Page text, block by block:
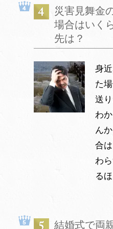
災害見舞金
場合はいく
先は？
身
た
送
わ
ん
合
わ
る
結婚式で両